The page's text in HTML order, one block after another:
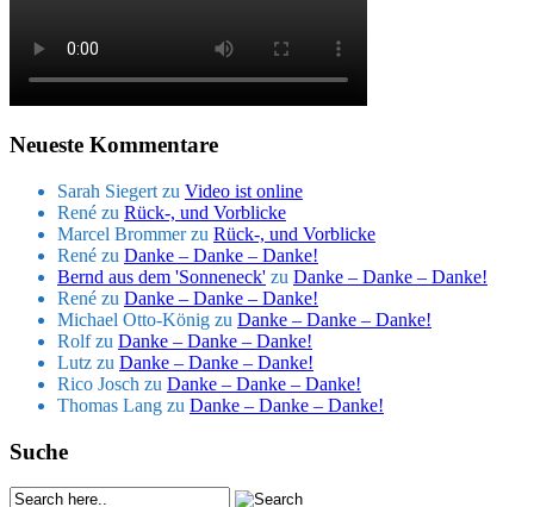
Neueste Kommentare
Sarah Siegert zu Video ist online
René zu Rück-, und Vorblicke
Marcel Brommerzu Rück-, und Vorblicke
René zu Danke – Danke – Danke!
Bernd aus dem 'Sonneneck' zu Danke – Danke – Danke!
René zu Danke – Danke – Danke!
Michael Otto-König zu Danke – Danke – Danke!
Rolfzu Danke – Danke – Danke!
Lutz zu Danke – Danke – Danke!
Rico Josch zu Danke – Danke – Danke!
Thomas Lang zu Danke – Danke – Danke!
Suche